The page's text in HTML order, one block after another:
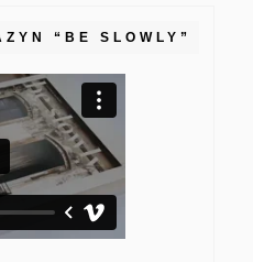
“BE SLOWLY”